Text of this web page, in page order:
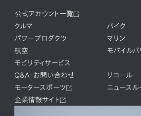
公式アカウント一覧
クルマ
バイク
パワープロダクツ
マリン
航空
モバイルパ
モビリティサービス
Q&A・お問い合わせ
リコール
モータースポーツ
ニュースル
企業情報サイト